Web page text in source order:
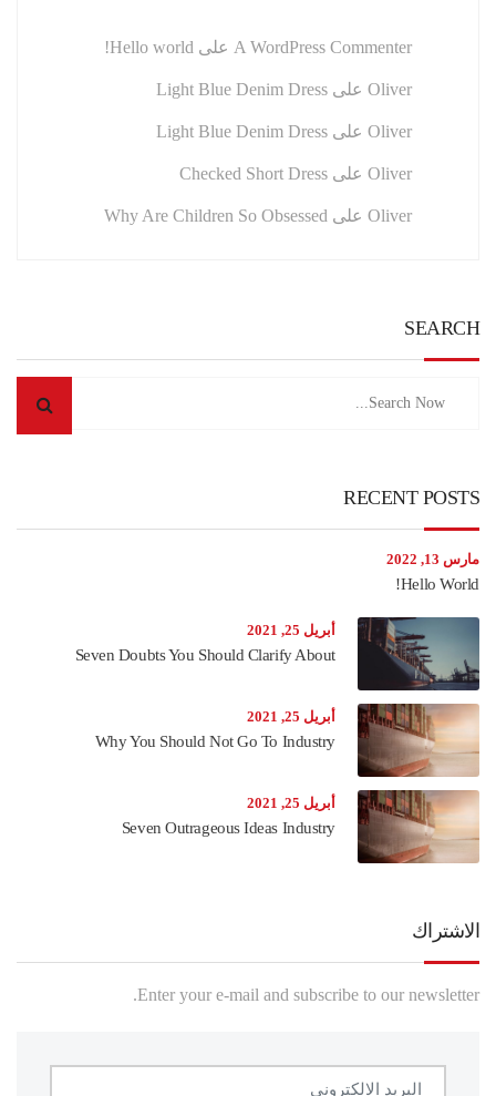
A WordPress Commenter على Hello world!
Oliver على Light Blue Denim Dress
Oliver على Light Blue Denim Dress
Oliver على Checked Short Dress
Oliver على Why Are Children So Obsessed
SEARCH
RECENT POSTS
مارس 13, 2022
Hello World!
أبريل 25, 2021
Seven Doubts You Should Clarify About
أبريل 25, 2021
Why You Should Not Go To Industry
أبريل 25, 2021
Seven Outrageous Ideas Industry
الاشتراك
Enter your e-mail and subscribe to our newsletter.